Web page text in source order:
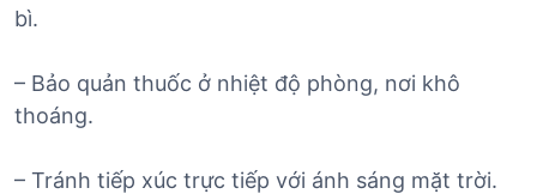
bì.
– Bảo quản thuốc ở nhiệt độ phòng, nơi khô
thoáng.
– Tránh tiếp xúc trực tiếp với ánh sáng mặt trời.